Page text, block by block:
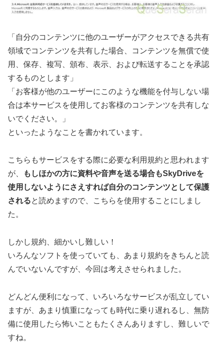
「自分のコンテンツに他のユーザーがアクセスできる共有
領域でコンテンツを共有した場合、コンテンツを無償で使
用、保存、複写、頒布、表示、および転送することを承認
するものとします」
「お客様が他のユーザーにこのような機能を付与しない場
合は本サービスを使用してお客様のコンテンツを共有しな
いでください。」
といったようなことを書かれています。
こちらもサービスをする際に必要な利用規約と思われます
が、
もしほかの方に資料や音声を送る場合もSkyDriveを
使用しないようにさえすれば自分のコンテンツとして保護
されると読めますので、こちらを使用することにしまし
た。
しかし規約、細かいし難しい！
いろんなソフトを使っていても、あまり規約をきちんと読
んでいないんですが、今回は考えさせられました。
どんどん便利になって、いろいろなサービスが乱立してい
ますが、あまり慎重になっても時代に乗り遅れるし、無防
備に使用したら怖いこともたくさんありますし、難しいで
すね。